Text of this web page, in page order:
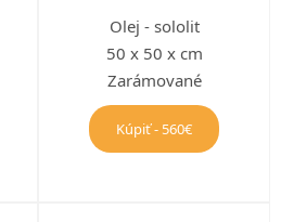
Olej - sololit
50 x 50 x cm
Zarámované
Kúpiť - 560€